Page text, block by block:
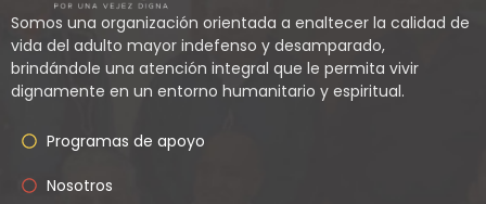
Somos una organización orientada a enaltecer la calidad de
vida del adulto mayor indefenso y desamparado,
brindándole una atención integral que le permita vivir
dignamente en un entorno humanitario y espiritual.
Programas de apoyo
Nosotros